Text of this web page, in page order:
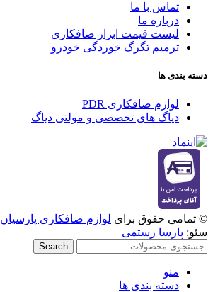
تماس با ما
درباره ما
لیست قیمت ابزار صافکاری
ترمیم تگرگ خوردگی خودرو
دسته بندی ها
لوازم صافکاری PDR
دیاگ های تخصصی و مولتی دیاگ
© تمامی حقوق برای لوازم صافکاری پارسیان
سئو: پارسا رستمی
Search
منو
دسته بندی ها